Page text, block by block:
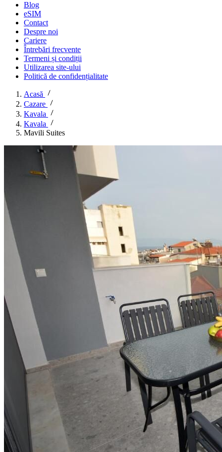
Blog
eSIM
Contact
Despre noi
Cariere
Întrebări frecvente
Termeni și condiții
Utilizarea site-ului
Politică de confidențialitate
Acasă
Cazare
Kavala
Kavala
Mavili Suites